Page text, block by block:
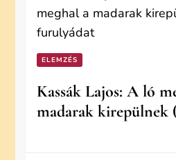
ELEMZÉS
Kassák Lajos: A ló
madarak kirepülnek